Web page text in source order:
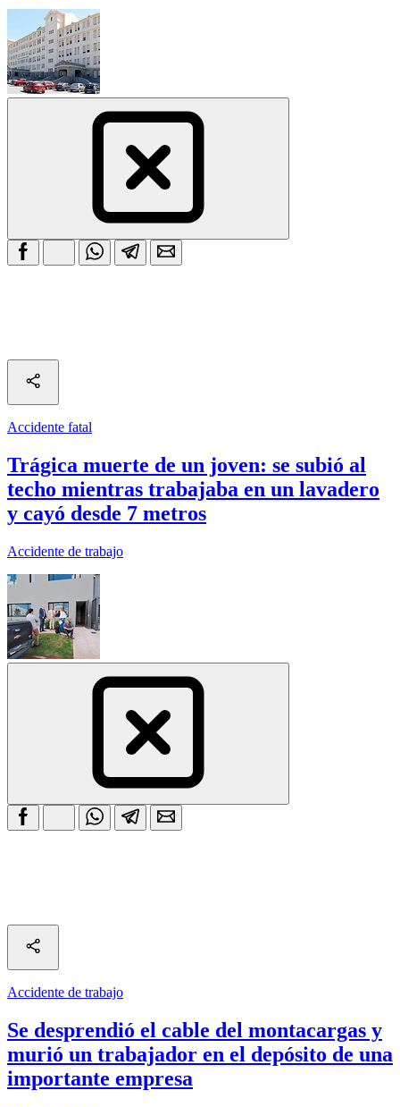
Accidente fatal
Trágica muerte de un joven: se subió al
techo mientras trabajaba en un lavadero
y cayó desde 7 metros
Accidente de trabajo
Accidente de trabajo
Se desprendió el cable del montacargas y
murió un trabajador en el depósito de una
importante empresa